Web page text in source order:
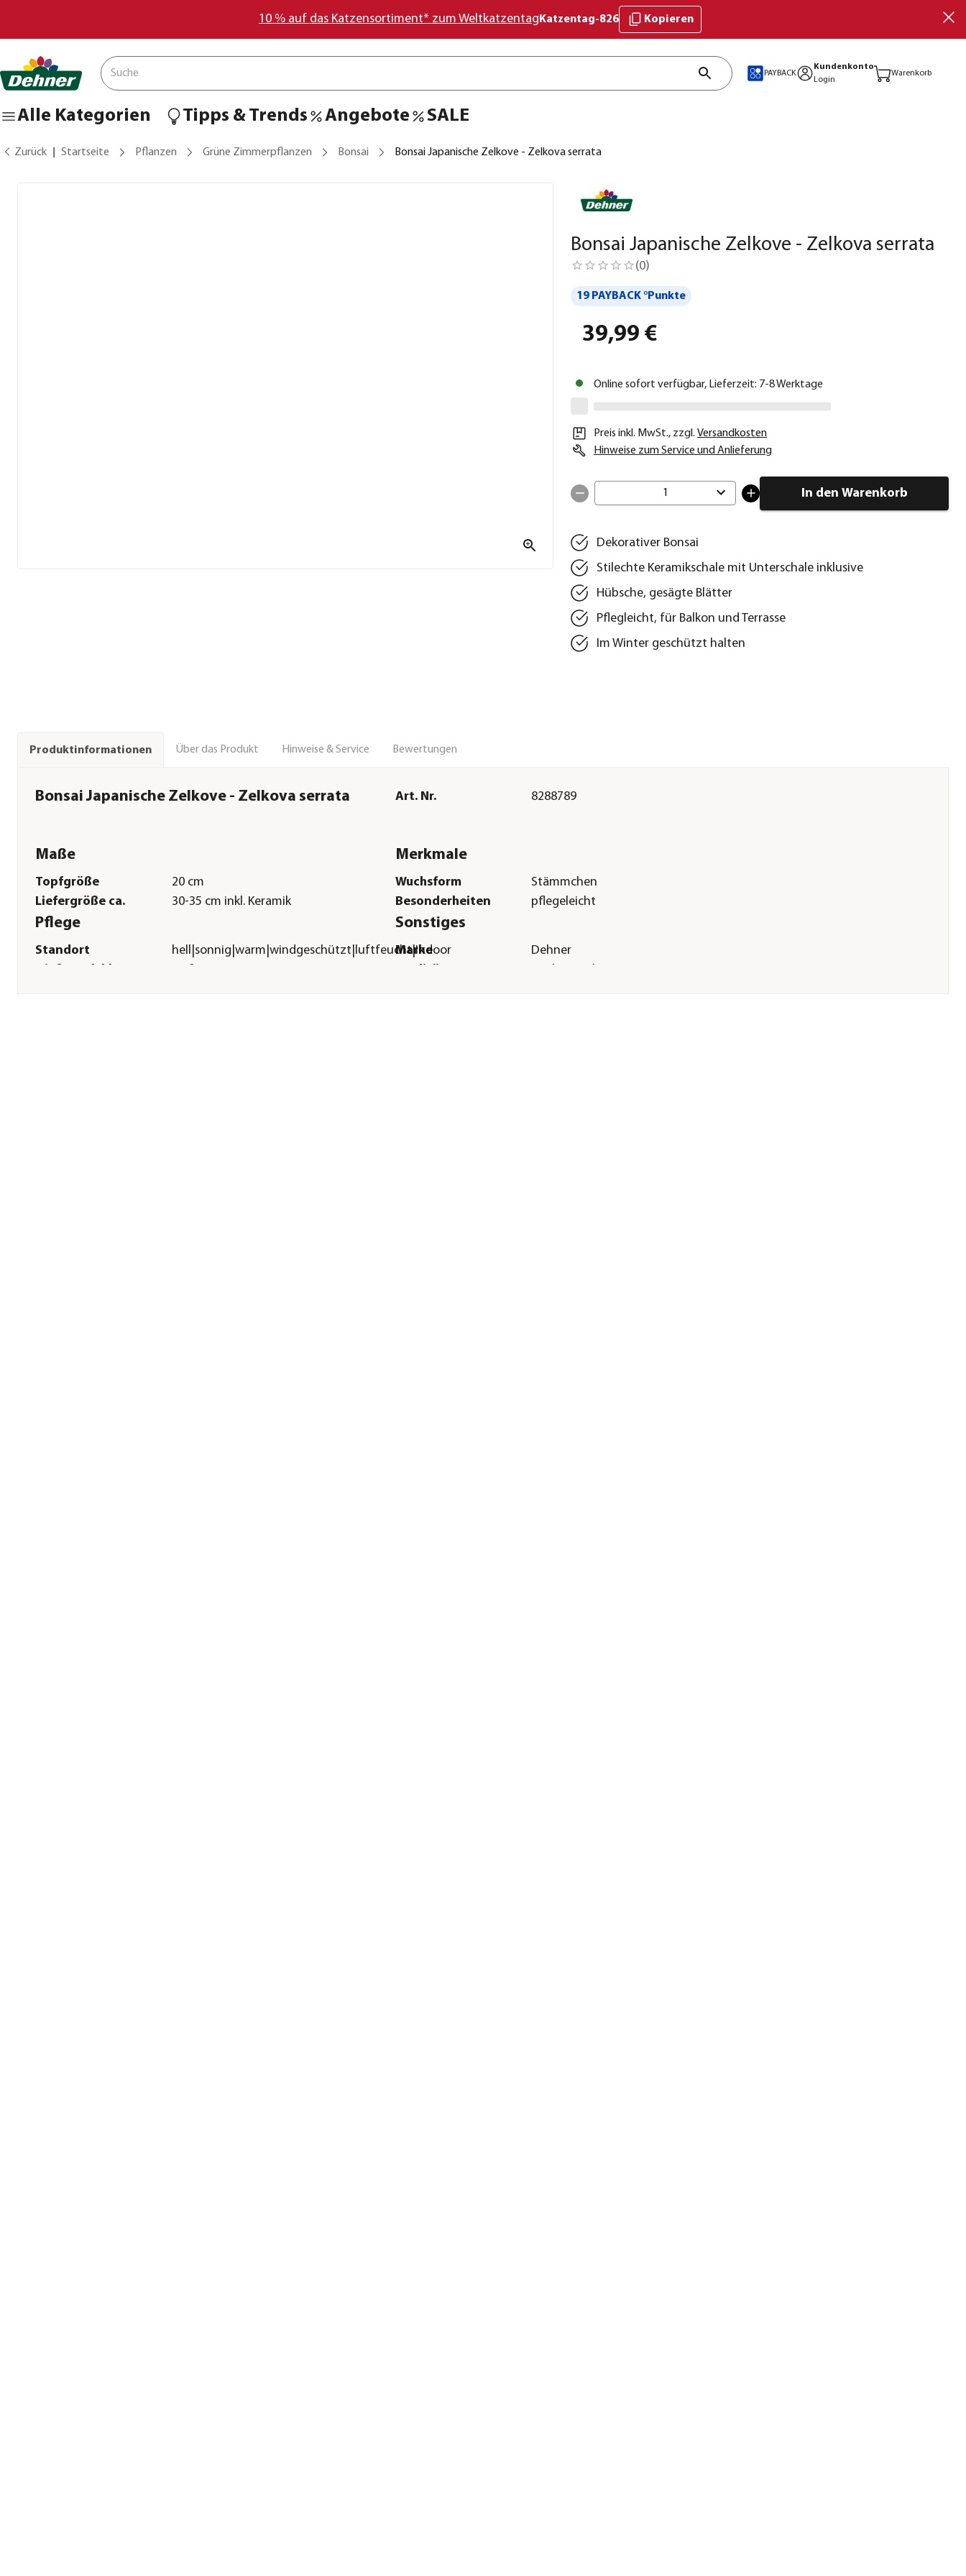
10 % auf das Katzensortiment* zum Weltkatzentag Katzentag-826 Kopieren
PAYBACK
Kundenkonto
Login
Warenkorb
Alle Kategorien Tipps & Trends Angebote SALE
Zurück Startseite Pflanzen Grüne Zimmerpflanzen Bonsai Bonsai Japanische Zelkove - Zelkova serrata
Bonsai Japanische Zelkove - Zelkova serrata
(0)
19 PAYBACK °Punkte
39,99 €
Online sofort verfügbar, Lieferzeit: 7-8 Werktage
Preis inkl. MwSt., zzgl. Versandkosten
Hinweise zum Service und Anlieferung
1 In den Warenkorb
Dekorativer Bonsai
Stilechte Keramikschale mit Unterschale inklusive
Hübsche, gesägte Blätter
Pflegleicht, für Balkon und Terrasse
Im Winter geschützt halten
Produktinformationen Über das Produkt Hinweise & Service Bewertungen
Bonsai Japanische Zelkove - Zelkova serrata Art. Nr. 8288789
Maße
Topfgröße
20 cm
Liefergröße ca.
30-35 cm inkl. Keramik
Merkmale
Wuchsform
Stämmchen
Besonderheiten
pflegeleicht
Pflege
Standort
hell|sonnig|warm|windgeschützt|luftfeucht|Indoor
Sonstiges
Marke
Dehner